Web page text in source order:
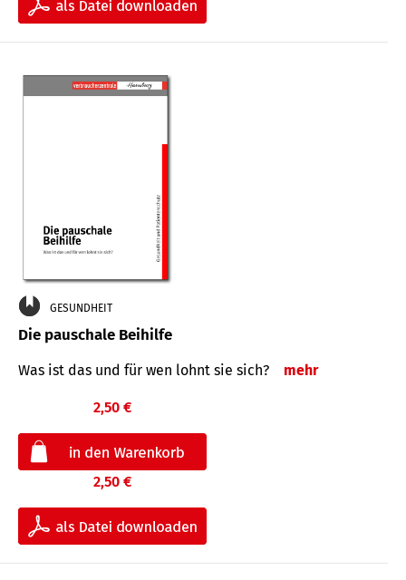
GESUNDHEIT
Die pauschale Beihilfe
Was ist das und für wen lohnt sie sich? mehr
2,50 €
2,50 €